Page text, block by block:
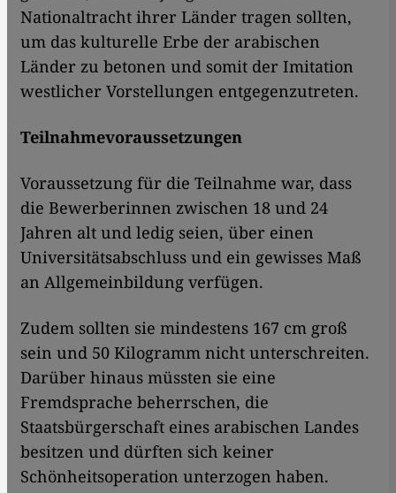
Nationaltracht ihrer Länder tragen sollten,
um das kulturelle Erbe der arabischen
Länder zu betonen und somit der Imitation
westlicher Vorstellungen entgegenzutreten.
Teilnahmevoraussetzungen
Voraussetzung für die Teilnahme war, dass
die Bewerberinnen zwischen 18 und 24
Jahren alt und ledig seien, über einen
Universitätsabschluss und ein gewisses Maß
an Allgemeinbildung verfügen.
Zudem sollten sie mindestens 167 cm groß
sein und 50 Kilogramm nicht unterschreiten.
Darüber hinaus müssten sie eine
Fremdsprache beherrschen, die
Staatsbürgerschaft eines arabischen Landes
besitzen und dürften sich keiner
Schönheitsoperation unterzogen haben.